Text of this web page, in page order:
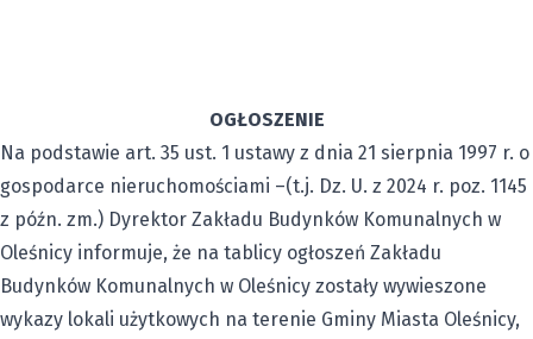
OGŁOSZENIE
Na podstawie art. 35 ust. 1 ustawy z dnia 21 sierpnia 1997 r. o
gospodarce nieruchomościami –(t.j. Dz. U. z 2024 r. poz. 1145
z późn. zm.) Dyrektor Zakładu Budynków Komunalnych w
Oleśnicy informuje, że na tablicy ogłoszeń Zakładu
Budynków Komunalnych w Oleśnicy zostały wywieszone
wykazy lokali użytkowych na terenie Gminy Miasta Oleśnicy,